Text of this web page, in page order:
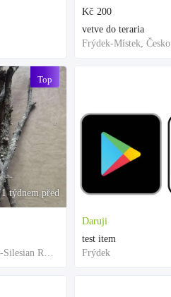
1 týdnem před
Top
Frýdek-Místek, Moravian-Silesian Region,Others
Kč 200
vetve do teraria
Frýdek-Místek, Česko
Daruji
test item
Frýdek